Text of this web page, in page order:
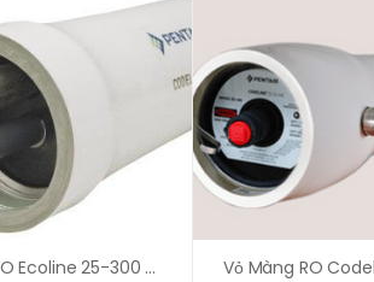
Vỏ Màng RO Ecoline 25-300 Pentair